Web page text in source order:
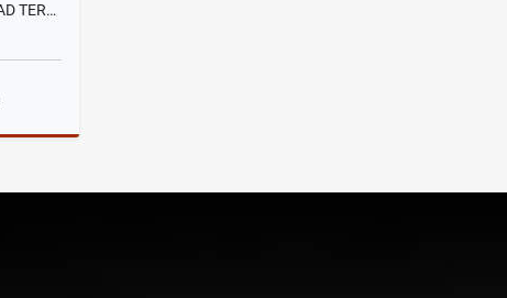
CARAPUNGO, DE OPORTUNIDAD TERRENO EN RENTA, 520M2